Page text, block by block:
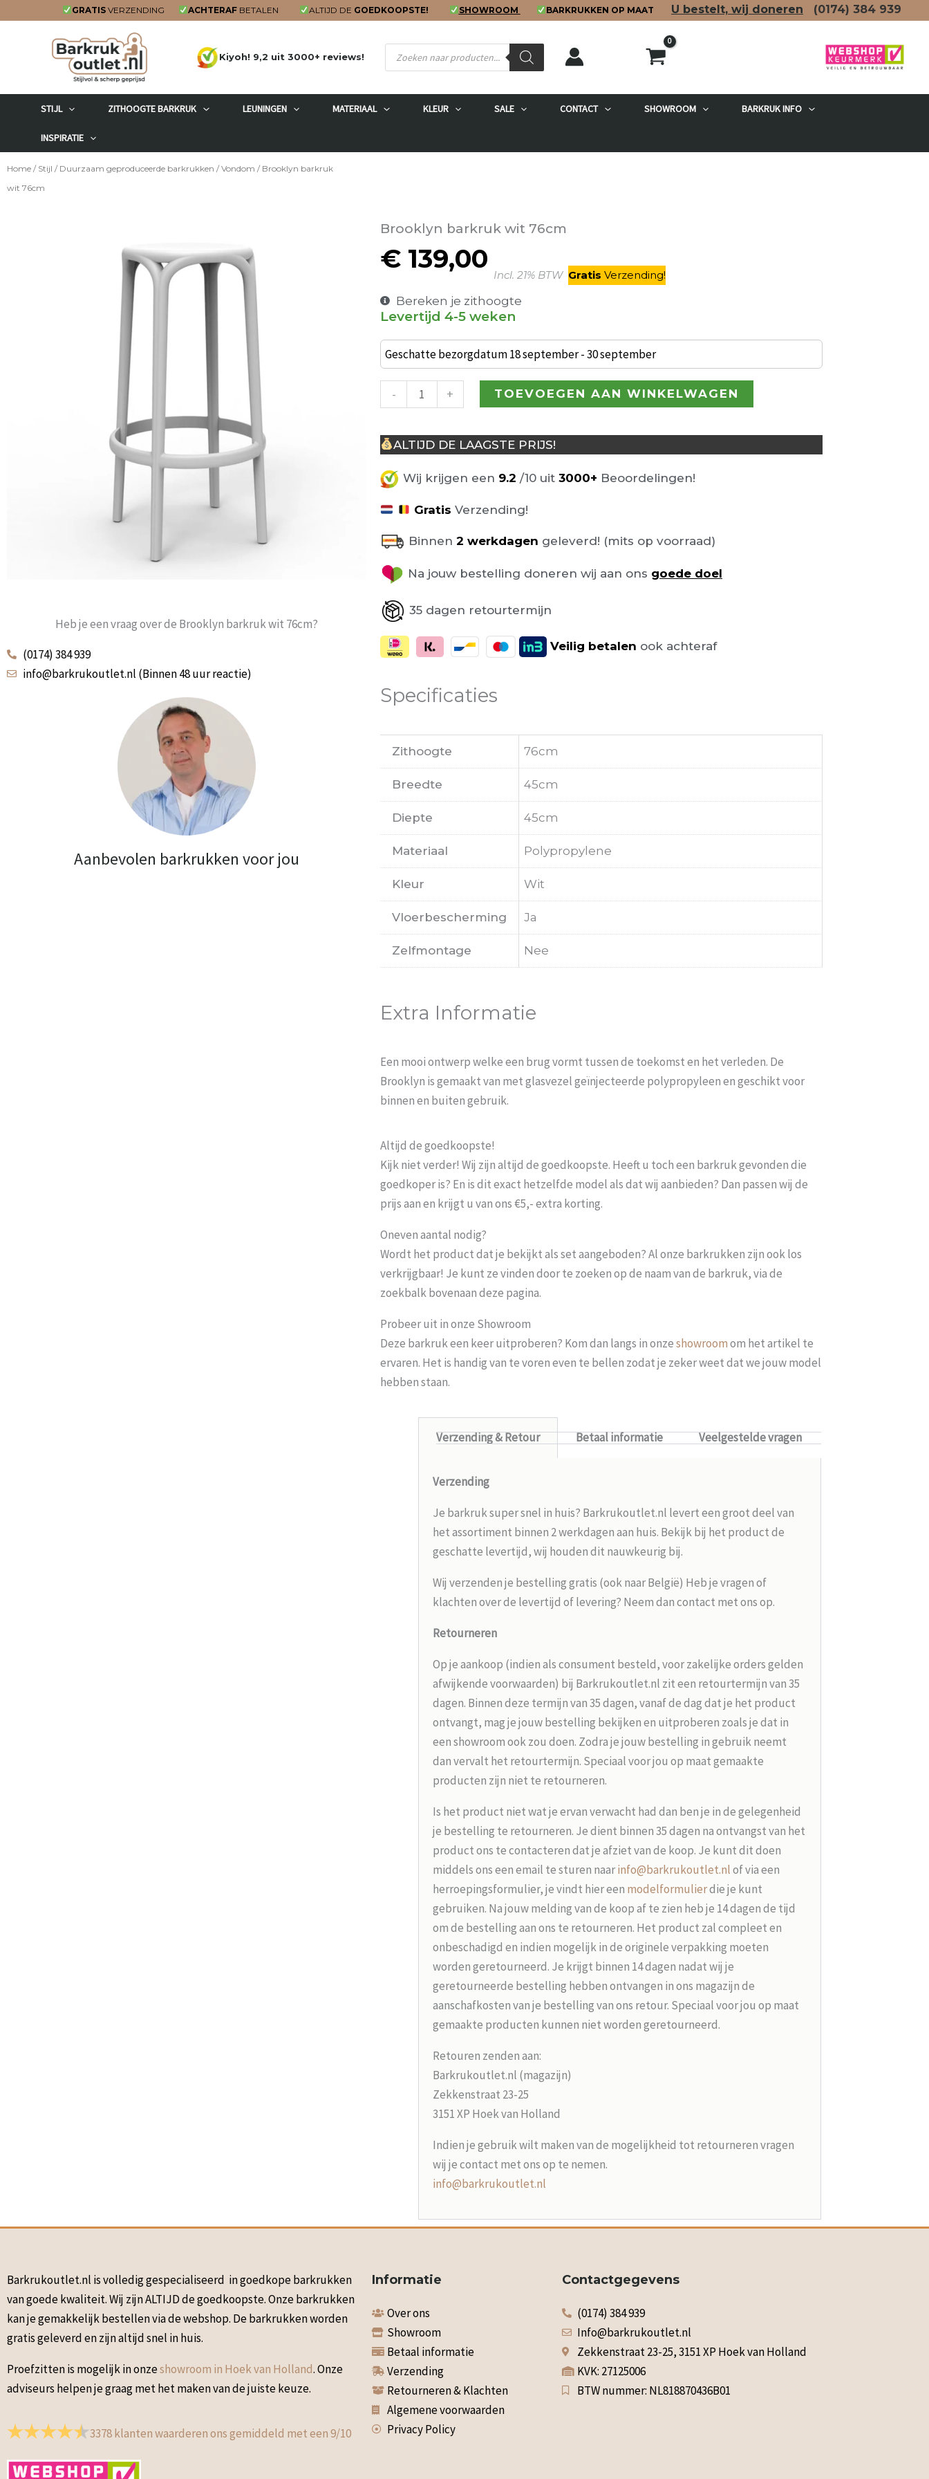
GRATIS VERZENDING ACHTERAF BETALEN ALTIJD DE GOEDKOOPSTE! SHOWROOM BARKRUKKEN OP MAAT U bestelt, wij doneren (0174) 384 939
Kiyoh! 9,2 uit 3000+ reviews!
Producten
zoeken
STIJL ZITHOOGTE BARKRUK LEUNINGEN MATERIAAL KLEUR SALE CONTACT SHOWROOM BARKRUK INFO
INSPIRATIE
Home / Stijl / Duurzaam geproduceerde barkrukken / Vondom / Brooklyn barkruk
wit 76cm
Heb je een vraag over de Brooklyn barkruk wit 76cm?
(0174) 384 939
info@barkrukoutlet.nl (Binnen 48 uur reactie)
Aanbevolen barkrukken voor jou
Brooklyn barkruk wit 76cm
€ 139,00
Incl. 21% BTW Gratis Verzending!
Bereken je zithoogte
Levertijd 4-5 weken
Geschatte bezorgdatum 18 september - 30 september
-
barkruk
wit
aantal
+ TOEVOEGEN AAN WINKELWAGEN
ALTIJD DE LAAGSTE PRIJS!
Wij krijgen een 9.2 /10 uit 3000+ Beoordelingen!
Gratis Verzending!
Binnen 2 werkdagen geleverd! (mits op voorraad)
Na jouw bestelling doneren wij aan ons goede doel
35 dagen retourtermijn
Veilig betalen ook achteraf
Specificaties
Zithoogte 76cm
Breedte 45cm
Diepte 45cm
Materiaal Polypropylene
Kleur Wit
Vloerbescherming Ja
Zelfmontage Nee
Extra Informatie
Een mooi ontwerp welke een brug vormt tussen de toekomst en het verleden. De
Brooklyn is gemaakt van met glasvezel geïnjecteerde polypropyleen en geschikt voor
binnen en buiten gebruik.
Altijd de goedkoopste!
Kijk niet verder! Wij zijn altijd de goedkoopste. Heeft u toch een barkruk gevonden die
goedkoper is? En is dit exact hetzelfde model als dat wij aanbieden? Dan passen wij de
prijs aan en krijgt u van ons €5,- extra korting.
Oneven aantal nodig?
Wordt het product dat je bekijkt als set aangeboden? Al onze barkrukken zijn ook los
verkrijgbaar! Je kunt ze vinden door te zoeken op de naam van de barkruk, via de
zoekbalk bovenaan deze pagina.
Probeer uit in onze Showroom
Deze barkruk een keer uitproberen? Kom dan langs in onzeshowroomom het artikel te
ervaren. Het is handig van te voren even te bellen zodat je zeker weet dat we jouw model
hebben staan.
Verzending & Retour Betaal informatie Veelgestelde vragen
Verzending
Je barkruk super snel in huis? Barkrukoutlet.nl levert een groot deel van
het assortiment binnen 2 werkdagen aan huis. Bekijk bij het product de
geschatte levertijd, wij houden dit nauwkeurig bij.
Wij verzenden je bestelling gratis (ook naar België) Heb je vragen of
klachten over de levertijd of levering? Neem dan contact met ons op.
Retourneren
Op je aankoop (indien als consument besteld, voor zakelijke orders gelden
afwijkende voorwaarden) bij Barkrukoutlet.nl zit een retourtermijn van 35
dagen. Binnen deze termijn van 35 dagen, vanaf de dag dat je het product
ontvangt, mag je jouw bestelling bekijken en uitproberen zoals je dat in
een showroom ook zou doen. Zodra je jouw bestelling in gebruik neemt
dan vervalt het retourtermijn. Speciaal voor jou op maat gemaakte
producten zijn niet te retourneren.
Is het product niet wat je ervan verwacht had dan ben je in de gelegenheid
je bestelling te retourneren. Je dient binnen 35 dagen na ontvangst van het
product ons te contacteren dat je afziet van de koop. Je kunt dit doen
middels ons een email te sturen naarinfo@barkrukoutlet.nlof via een
herroepingsformulier, je vindt hier een modelformulierdie je kunt
gebruiken. Na jouw melding van de koop af te zien heb je 14 dagen de tijd
om de bestelling aan ons te retourneren. Het product zal compleet en
onbeschadigd en indien mogelijk in de originele verpakking moeten
worden geretourneerd. Je krijgt binnen 14 dagen nadat wij je
geretourneerde bestelling hebben ontvangen in ons magazijn de
aanschafkosten van je bestelling van ons retour. Speciaal voor jou op maat
gemaakte producten kunnen niet worden geretourneerd.
Retouren zenden aan:
Barkrukoutlet.nl (magazijn)
Zekkenstraat 23-25
3151 XP Hoek van Holland
Indien je gebruik wilt maken van de mogelijkheid tot retourneren vragen
wij je contact met ons op te nemen.
info@barkrukoutlet.nl
Barkrukoutlet.nl is volledig gespecialiseerd in goedkope barkrukken
van goede kwaliteit. Wij zijn ALTIJD de goedkoopste. Onze barkrukken
kan je gemakkelijk bestellen via de webshop. De barkrukken worden
gratis geleverd en zijn altijd snel in huis.
Proefzitten is mogelijk in onzeshowroom in Hoek van Holland. Onze
adviseurs helpen je graag met het maken van de juiste keuze.
3378klanten waarderen ons gemiddeld met een9/10
Informatie
Over ons
Showroom
Betaal informatie
Verzending
Retourneren & Klachten
Algemene voorwaarden
Privacy Policy
Contactgegevens
(0174) 384 939
Info@barkrukoutlet.nl
Zekkenstraat 23-25, 3151 XP Hoek van Holland
KVK: 27125006
BTW nummer: NL818870436B01